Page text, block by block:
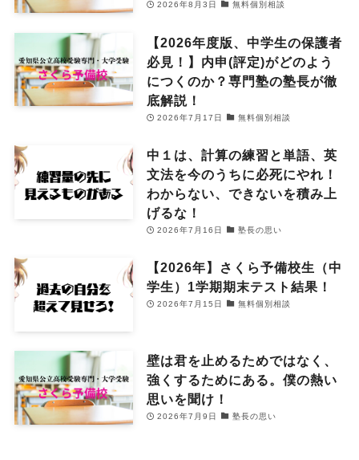
2026年8月3日 無料個別相談
【2026年度版、中学生の保護者
必見！】内申(評定)がどのよう
につくのか？専門塾の塾長が徹
底解説！
2026年7月17日 無料個別相談
中１は、計算の練習と単語、英
文法を今のうちに必死にやれ！
わからない、できないを積み上
げるな！
2026年7月16日 塾長の思い
【2026年】さくら予備校生（中
学生）1学期期末テスト結果！
2026年7月15日 無料個別相談
壁は君を止めるためではなく、
強くするためにある。僕の熱い
思いを聞け！
2026年7月9日 塾長の思い